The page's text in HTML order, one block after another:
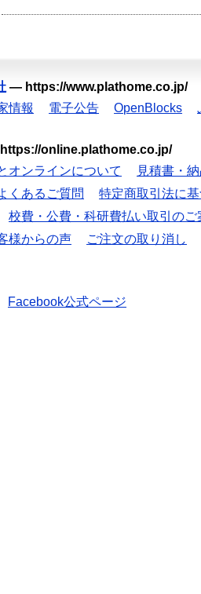
— https://www.plathome.co.jp/
情報 電子公告 OpenBlocks
https://online.plathome.co.jp/
オンラインについて
見積書・
くあるご質問
特定商取引法に
校費・公費・科研費払い取引のご
様からの声 ご注文の取り消し
Facebook公式ページ